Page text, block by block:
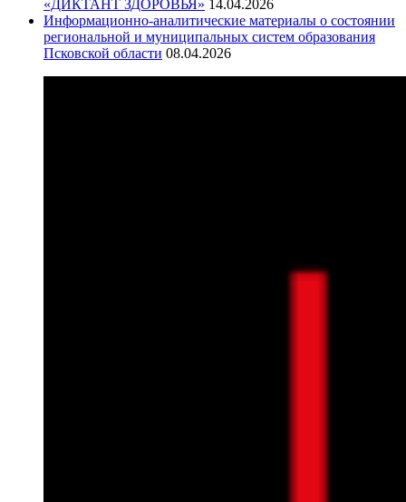
«ДИКТАНТ ЗДОРОВЬЯ» 14.04.2026
Информационно-аналитические материалы о состоянии
региональной и муниципальных систем образования
Псковской области 08.04.2026